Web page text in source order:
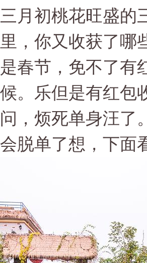
三月初桃花旺盛的
里，你又收获了哪
是春节，免不了有
候。乐但是有红包
问，烦死单身汪了
会脱单了想，下面